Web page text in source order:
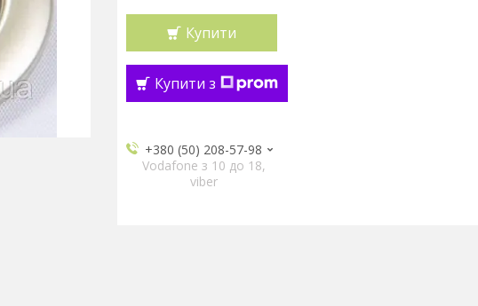
Купити
Купити з
+380 (50) 208-57-98
Vodafone з 10 до 18,
viber